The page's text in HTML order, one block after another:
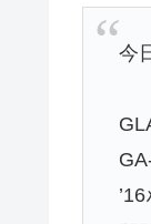
今